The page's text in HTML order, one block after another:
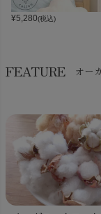
¥5,280(税込)
FEATURE オー